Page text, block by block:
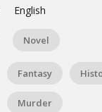
Featured
English
Novel
Fantasy
Murder